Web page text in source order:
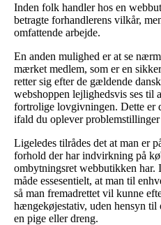
Inden folk handler hos en
betragte forhandlerens vilkår,
omfattende arbejde.
En anden mulighed er at se
mærket medlem, som er en
retter sig efter de gældende
webshoppen lejlighedsvis ses til
fortrolige lovgivningen. Dette er
ifald du oplever
Ligeledes tilrådes det at man er
forhold der har indvirkning på
ombytningsret webbutikken har.
måde essesentielt, at man til
så man fremadrettet vil kunne
hængekøjestativ, uden hensyn til
en pige eller dreng.